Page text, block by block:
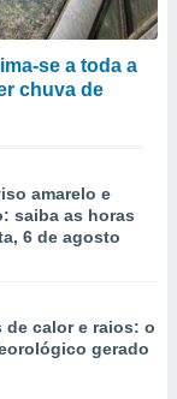
se a toda a
chuva de
amarelo e
saiba as horas
6 de agosto
de calor e raios: o
gerado